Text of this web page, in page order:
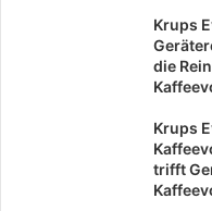
Krups
die
Krups
trifft